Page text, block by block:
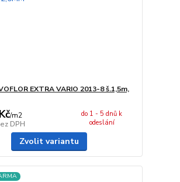
EXTRA VARIO 2013-8 š.1,5m,
/m2
DPH
do 1 - 5 dnů k
odeslání
Zvolit variantu